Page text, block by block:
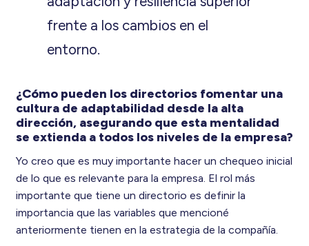
frente a los cambios en el
entorno.
¿Cómo pueden los directorios fomentar una
cultura de adaptabilidad desde la alta
dirección, asegurando que esta mentalidad
se extienda a todos los niveles de la empresa?
Yo creo que es muy importante hacer un chequeo inicial
de lo que es relevante para la empresa. El rol más
importante que tiene un directorio es definir la
importancia que las variables que mencioné
anteriormente tienen en la estrategia de la compañía.